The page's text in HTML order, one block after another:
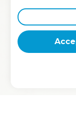
clés pour avancer
deviennent vos
équipe, un